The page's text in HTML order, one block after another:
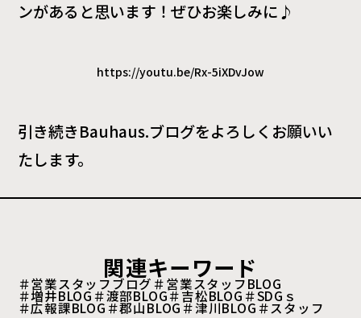
ンがあると思います！ぜひお楽しみに♪
https://youtu.be/Rx-5iXDvJow
引き続きBauhaus.ブログをよろしくお願いい
たします。
関連キーワード
＃営業スタッフブログ＃営業スタッフBLOG
＃増井BLOG＃渡部BLOG＃吉松BLOG＃SDGｓ
＃広報課BLOG＃郡山BLOG＃津川BLOG＃スタッフ